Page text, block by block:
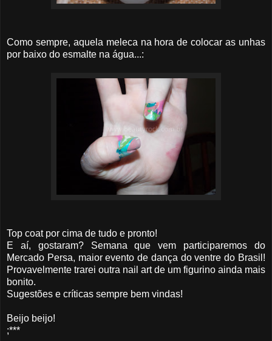
Como sempre, aquela meleca na hora de colocar as unhas
por baixo do esmalte na água...:
Top coat por cima de tudo e pronto!
E aí, gostaram? Semana que vem participaremos do
Mercado Persa, maior evento de dança do ventre do Brasil!
Provavelmente trarei outra nail art de um figurino ainda mais
bonito.
Sugestões e críticas sempre bem vindas!
Beijo beijo!
;***